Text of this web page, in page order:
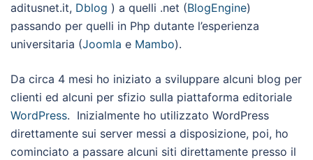
aditusnet.it, Dblog ) a quelli .net (BlogEngine)
passando per quelli in Php dutante l’esperienza
universitaria (Joomla e Mambo).
Da circa 4 mesi ho iniziato a sviluppare alcuni blog per
clienti ed alcuni per sfizio sulla piattaforma editoriale
WordPress. Inizialmente ho utilizzato WordPress
direttamente sui server messi a disposizione, poi, ho
cominciato a passare alcuni siti direttamente presso il